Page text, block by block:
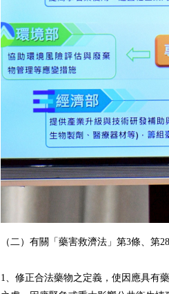
（二）有關「藥害救濟法」第3條、第
1、修正合法藥物之定義，使因應具有